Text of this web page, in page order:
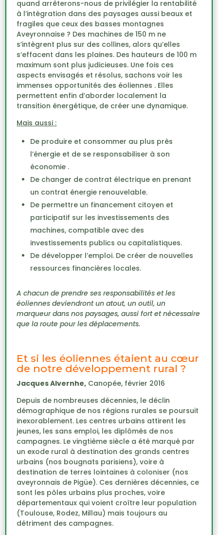
quand arrêterons-nous de privilégier la rentabilité
à l’intégration dans des paysages aussi beaux et
fragiles que ceux des basses montagnes
Aveyronnaise ? Des machines de 150 m ne
s’intègrent plus sur des collines, alors qu’elles
s’effacent dans les plaines. Des hauteurs de 100 m
maximum sont plus judicieuses. Une fois ces
aspects envisagés et résolus, sachons voir les
immenses opportunités des éoliennes . Elles
permettent enfin d’aborder localement la
transition énergétique, de créer une dynamique.
Mais aussi :
De produire et consommer au plus près
l’énergie et de se responsabiliser à son
économie .
De changer de contrat électrique en prenant
un contrat énergie renouvelable.
De permettre un financement citoyen et
participatif sur les investissements des
machines, compatible avec des
investissements publics ou capitalistiques.
De développer l’emploi. De créer de nouvelles
ressources financières locales.
A chacun de prendre ses responsabilités et les
éoliennes deviendront un atout, un outil, un
marqueur dans nos paysages, aussi fort et nécessaire
que la route pour les déplacements.
Et si les éoliennes étaient au cœur
de notre développement rural ?
Jacques Alvernhe, Canopée, février 2016
Depuis de nombreuses décennies, le déclin
démographique de nos régions rurales se poursuit
inexorablement. Les centres urbains attirent les
jeunes, les sans emploi, les diplômés de nos
campagnes. Le vingtième siècle a été marqué par
un exode rural à destination des grands centres
urbains (nos bougnats parisiens), voire à
destination de terres lointaines à coloniser (nos
aveyronnais de Pigüe). Ces dernières décennies, ce
sont les pôles urbains plus proches, voire
départementaux qui voient croître leur population
(Toulouse, Rodez, Millau) mais toujours au
détriment des campagnes.